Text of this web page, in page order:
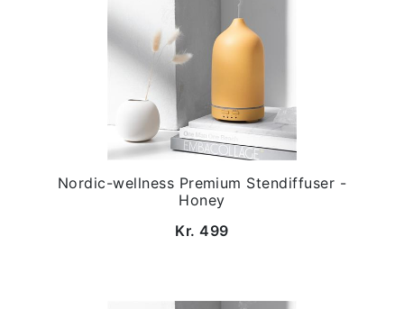
Nordic-wellness Premium Stendiffuser -
Honey
Kr. 499